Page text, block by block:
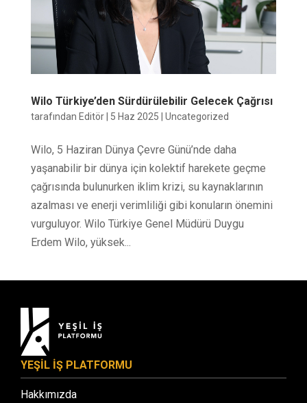
Wilo Türkiye’den Sürdürülebilir Gelecek Çağrısı
tarafından Editör| 5 Haz 2025 Uncategorized
Wilo, 5 Haziran Dünya Çevre Günü’nde daha
yaşanabilir bir dünya için kolektif harekete geçme
çağrısında bulunurken iklim krizi, su kaynaklarının
azalması ve enerji verimliliği gibi konuların önemini
vurguluyor. Wilo Türkiye Genel Müdürü Duygu
Erdem Wilo, yüksek...
YEŞİL İŞ PLATFORMU
Hakkımızda